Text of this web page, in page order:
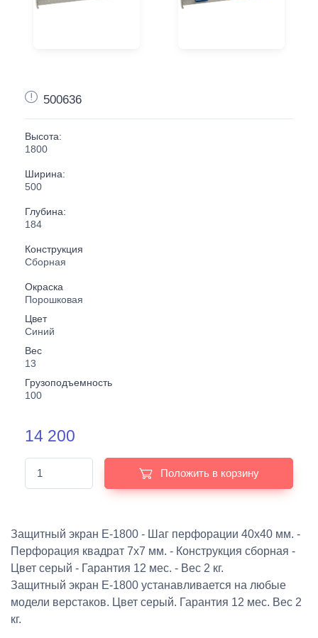
500636
Высота:
1800
Ширина:
500
Глубина:
184
Конструкция
Сборная
Окраска
Порошковая
Цвет
Синий
Вес
13
Грузоподъемность
100
14 200
Положить в корзину
Защитный экран E-1800 - Шаг перфорации 40х40 мм. -
Перфорация квадрат 7х7 мм. - Конструкция сборная -
Цвет серый - Гарантия 12 мес. - Вес 2 кг.
Защитный экран E-1800 устанавливается на любые
модели верстаков. Цвет серый. Гарантия 12 мес. Вес 2
кг.